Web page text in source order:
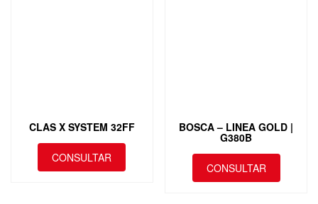
CLAS X SYSTEM 32FF
CONSULTAR
BOSCA – LINEA GOLD |
G380B
CONSULTAR